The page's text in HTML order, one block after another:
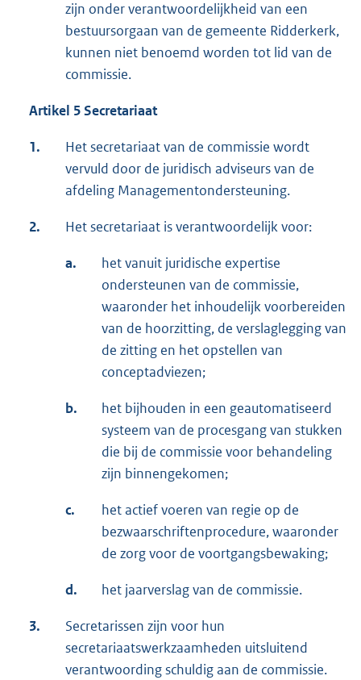
zijn onder verantwoordelijkheid van een
bestuursorgaan van de gemeente Ridderkerk,
kunnen niet benoemd worden tot lid van de
commissie.
Artikel 5 Secretariaat
1.
Het secretariaat van de commissie wordt
vervuld door de juridisch adviseurs van de
afdeling Managementondersteuning.
2. Het secretariaat is verantwoordelijk voor:
a.
het vanuit juridische expertise
ondersteunen van de commissie,
waaronder het inhoudelijk voorbereiden
van de hoorzitting, de verslaglegging van
de zitting en het opstellen van
conceptadviezen;
b.
het bijhouden in een geautomatiseerd
systeem van de procesgang van stukken
die bij de commissie voor behandeling
zijn binnengekomen;
c.
het actief voeren van regie op de
bezwaarschriftenprocedure, waaronder
de zorg voor de voortgangsbewaking;
d. het jaarverslag van de commissie.
3.
Secretarissen zijn voor hun
secretariaatswerkzaamheden uitsluitend
verantwoording schuldig aan de commissie.